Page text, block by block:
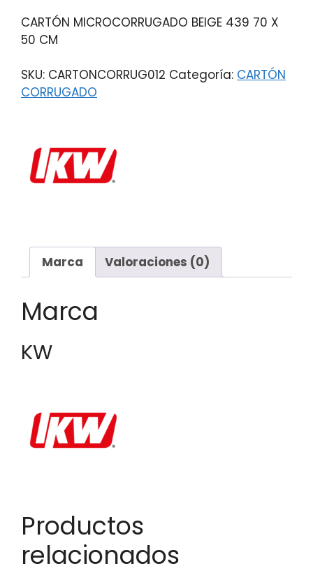
CARTÓN MICROCORRUGADO BEIGE 439 70 X
50 CM
SKU: CARTONCORRUG012 Categoría: CARTÓN
CORRUGADO
Marca Valoraciones (0)
Marca
KW
Productos
relacionados